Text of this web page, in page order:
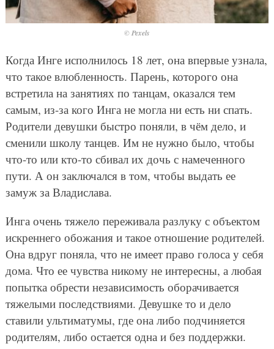
© Pexels
Когда Инге исполнилось 18 лет, она впервые узнала,
что такое влюбленность. Парень, которого она
встретила на занятиях по танцам, оказался тем
самым, из-за кого Инга не могла ни есть ни спать.
Родители девушки быстро поняли, в чём дело, и
сменили школу танцев. Им не нужно было, чтобы
что-то или кто-то сбивал их дочь с намеченного
пути. А он заключался в том, чтобы выдать ее
замуж за Владислава.
Инга очень тяжело переживала разлуку с объектом
искреннего обожания и такое отношение родителей.
Она вдруг поняла, что не имеет право голоса у себя
дома. Что ее чувства никому не интересны, а любая
попытка обрести независимость оборачивается
тяжелыми последствиями. Девушке то и дело
ставили ультиматумы, где она либо подчиняется
родителям, либо остается одна и без поддержки.